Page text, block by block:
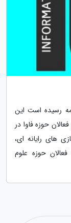
رسیده است این
حوزه فاوا در
رایانه ای،
حوزه علوم